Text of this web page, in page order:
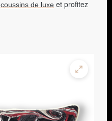
coussins de luxe et profitez